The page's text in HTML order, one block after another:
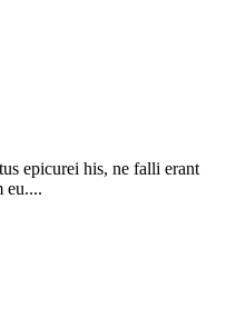
epicurei his, ne falli erant
eu....